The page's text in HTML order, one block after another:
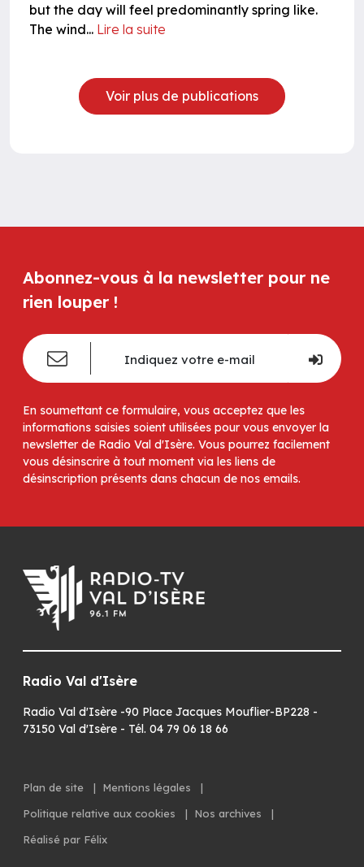
but the day will feel predominantly spring like.
The wind... Lire la suite
Voir plus de publications
Abonnez-vous à la newsletter pour ne
rien louper !
En soumettant ce formulaire, vous acceptez que les
informations saisies soient utilisées pour vous envoyer la
newsletter de Radio Val d'Isère. Vous pourrez facilement
vous désinscrire à tout moment via les liens de
désinscription présents dans chacun de nos emails.
Radio Val d'Isère
Radio Val d'Isère -90 Place Jacques Mouflier-BP228 -
73150 Val d'Isère - Tél. 04 79 06 18 66
Plan de site | Mentions légales
|
Politique relative aux cookies
| Nos archives
|
Réalisé par Félix